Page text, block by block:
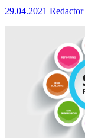
29.04.2021 Redactor